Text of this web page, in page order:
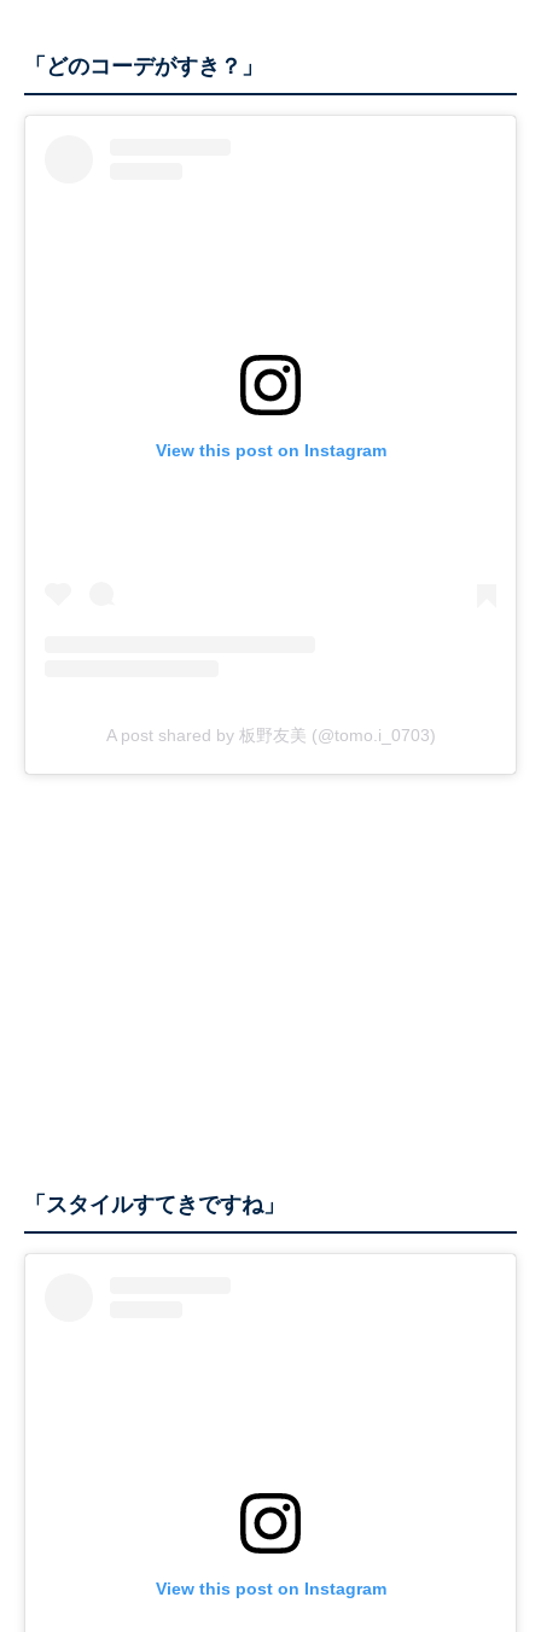
「どのコーデがすき？」
View this post on Instagram
A post shared by 板野友美 (@tomo.i_0703)
「スタイルすてきですね」
View this post on Instagram